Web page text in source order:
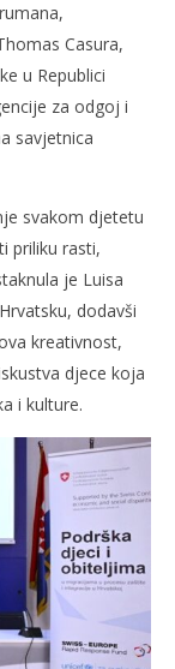
Casura,
u Republici
za odgoj i
savjetnica
svakom djetetu
priliku rasti,
je Luisa
dodavši
kreativnost,
djece koja
i kulture.